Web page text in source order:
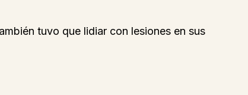
tuvo que lidiar con lesiones en sus